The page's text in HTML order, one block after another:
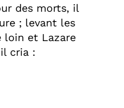
des morts, il
; levant les
loin et Lazare
cria :